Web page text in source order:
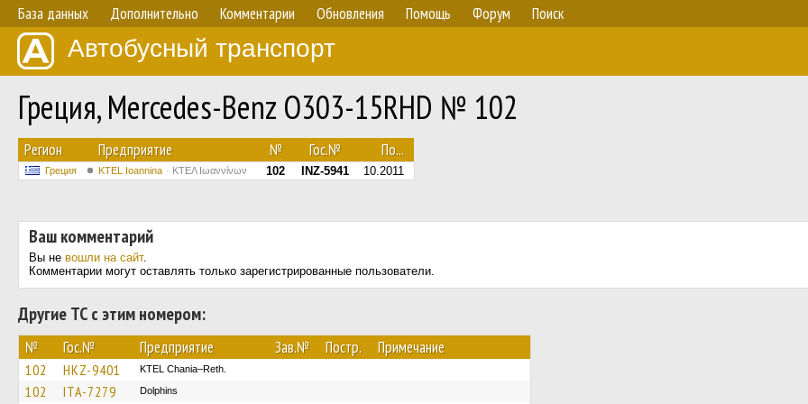
База данных Дополнительно Комментарии Обновления Помощь Форум Поиск
Автобусный транспорт
Греция, Mercedes-Benz O303-15RHD № 102
Регион Предприятие № Гос.№ По...
Греция KTEL Ioannina ΚΤΕΛ Ιωαννίνων 102 INZ-5941 10.2011
Ваш комментарий
Вы не вошли на сайт.
Комментарии могут оставлять только зарегистрированные пользователи.
Другие ТС с этим номером:
№ Гос.№ Предприятие Зав.№ Постр. Примечание
102 HKZ-9401 KTEL Chania–Reth.
102 ITA-7279 Dolphins